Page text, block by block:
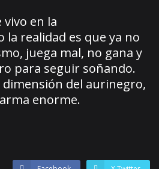
vivo en la
la realidad es que ya no
juega mal, no gana y
para seguir soñando.
dimensión del aurinegro,
enorme.